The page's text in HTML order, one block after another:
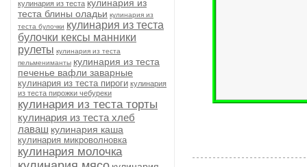
кулинария из теста кулинария из
теста блины оладьи кулинария из
теста булочки кулинария из теста
булочки кексы манники
рулеты кулинария из теста
пельмениманты кулинария из теста
печенье вафли заварные
кулинария из теста пироги кулинария
из теста пирожки чебуреки
кулинария из теста торты
кулинария из теста хлеб
лаваш кулинария каша
кулинария микроволновка
кулинария молочка